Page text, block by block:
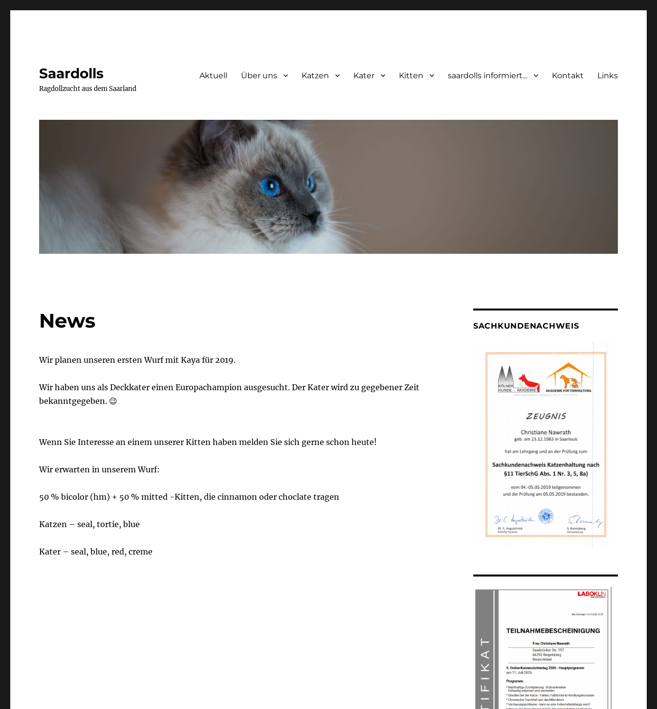
Saardolls
Ragdollzucht aus dem Saarland
Aktuell Über uns Katzen Kater Kitten saardolls informiert… Kontakt Links
News
Wir planen unseren ersten Wurf mit Kaya für 2019.
Wir haben uns als Deckkater einen Europachampion ausgesucht. Der Kater wird zu gegebener Zeit
bekanntgegeben. 😉
Wenn Sie Interesse an einem unserer Kitten haben melden Sie sich gerne schon heute!
Wir erwarten in unserem Wurf:
50 % bicolor (hm) + 50 % mitted -Kitten, die cinnamon oder choclate tragen
Katzen – seal, tortie, blue
Kater – seal, blue, red, creme
SACHKUNDENACHWEIS